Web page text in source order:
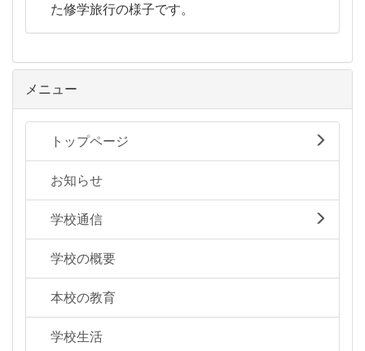
た修学旅行の様子です。
メニュー
トップページ
お知らせ
学校通信
学校の概要
本校の教育
学校生活